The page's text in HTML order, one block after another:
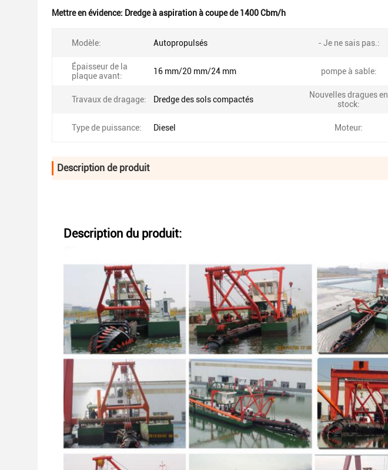
Mettre en évidence: Dredge à aspiration à coupe de 1400 Cbm/h
Modèle: Autopropulsés - Je ne sais pas.:
Épaisseur de la
plaque avant:
16 mm/20 mm/24 mm pompe à sable:
Travaux de dragage: Dredge des sols compactés
Nouvelles dragues en
stock:
Type de puissance: Diesel Moteur:
Description de produit
Description du produit: